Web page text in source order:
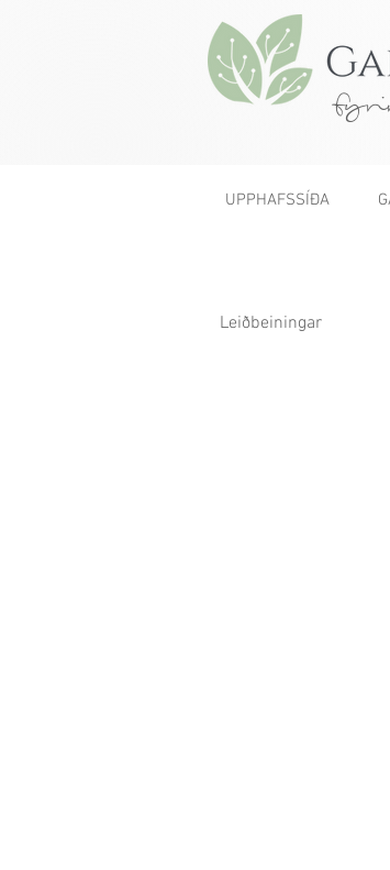
UPPHAFSSÍÐA
Leiðbeiningar